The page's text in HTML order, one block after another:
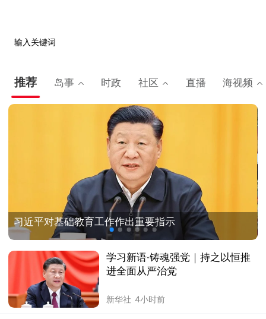
输入关键词
推荐 岛事 时政 社区 直播 海视频
习近平对基础教育工作作出重要指示
学习新语·铸魂强党｜持之以恒推
进全面从严治党
新华社 4小时前